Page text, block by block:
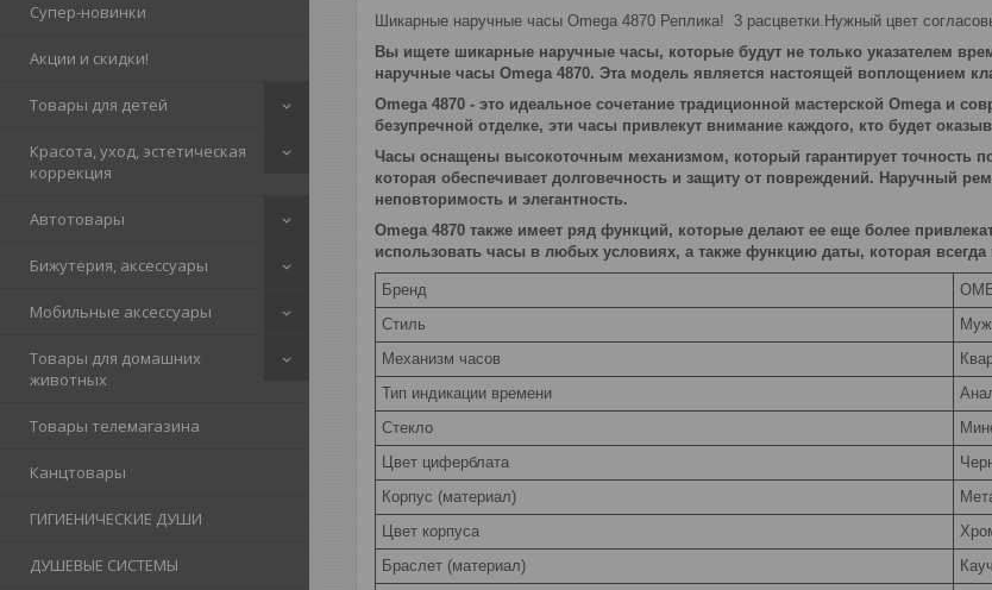
Супер-новинки
Акции и скидки!
Товары для детей
Красота, уход, эстетическая
коррекция
Автотовары
Бижутерия, аксессуары
Мобильные аксессуары
Товары для домашних
животных
Товары телемагазина
Канцтовары
ГИГИЕНИЧЕСКИЕ ДУШИ
ДУШЕВЫЕ СИСТЕМЫ
Шикарные наручные часы Omega 4870 Реплика! 3 расцветки.Нужный цвет
Вы ищете шикарные наручные часы, которые будут не только указателем
наручные часы Omega 4870. Эта модель является настоящей воплощением
Omega 4870 - это идеальное сочетание традиционной мастерской Omega и
безупречной отделке, эти часы привлекут внимание каждого, кто будет
Часы оснащены высокоточным механизмом, который гарантирует точность
которая обеспечивает долговечность и защиту от повреждений. Наручный
неповторимость и элегантность.
Omega 4870 также имеет ряд функций, которые делают ее еще более
использовать часы в любых условиях, а также функцию даты, которая
Бренд
Стиль
Механизм часов
Тип индикации времени
Стекло
Цвет циферблата
Корпус (материал)
Цвет корпуса
Браслет (материал)